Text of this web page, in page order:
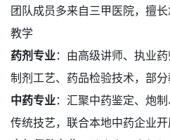
团队成员多来自三甲医院，擅
教学
药剂专业：由高级讲师、执业
制剂工艺、药品检验技术，部
中药专业：汇聚中药鉴定、炮
传统技艺，联合本地中药企业